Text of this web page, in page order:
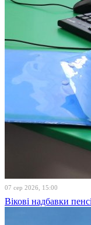
07 сер 2026, 15:00
Вікові надбавки